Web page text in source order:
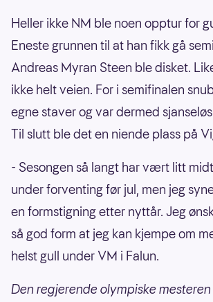
Heller ikke NM ble noen opptur for
Eneste grunnen til at han fikk gå
Andreas Myran Steen ble disket.
ikke helt veien. For i semifinalen
egne staver og var dermed
Til slutt ble det en niende plass på
- Sesongen så langt har vært litt
under forventing før jul, men jeg
en formstigning etter nyttår. Jeg
så god form at jeg kan kjempe om
helst gull under VM i Falun.
Den regjerende olympiske